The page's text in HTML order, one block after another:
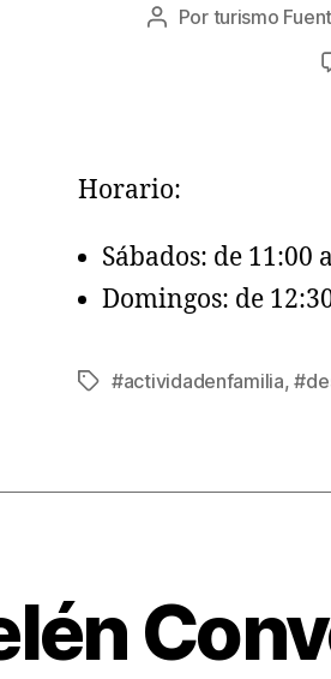
Por turismo
Horario:
Sábados: de 11:00
Domingos: de
#actividadenfamilia,